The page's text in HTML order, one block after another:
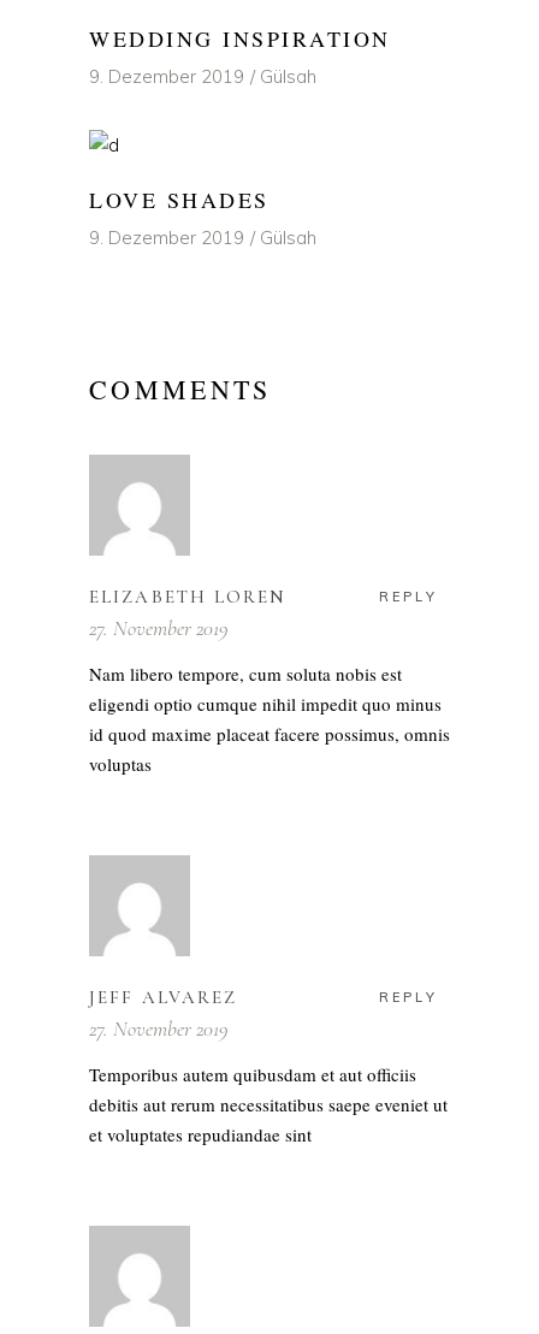
WEDDING INSPIRATION
9. Dezember 2019 Gülsah
LOVE SHADES
9. Dezember 2019 Gülsah
COMMENTS
ELIZABETH LOREN REPLY
27. November 2019
Nam libero tempore, cum soluta nobis est
eligendi optio cumque nihil impedit quo minus
id quod maxime placeat facere possimus, omnis
voluptas
JEFF ALVAREZ REPLY
27. November 2019
Temporibus autem quibusdam et aut officiis
debitis aut rerum necessitatibus saepe eveniet ut
et voluptates repudiandae sint